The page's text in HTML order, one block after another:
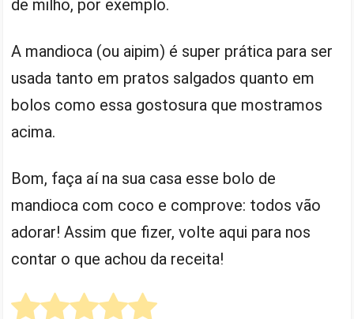
de milho, por exemplo.
A mandioca (ou aipim) é super prática para ser
usada tanto em pratos salgados quanto em
bolos como essa gostosura que mostramos
acima.
Bom, faça aí na sua casa esse bolo de
mandioca com coco e comprove: todos vão
adorar! Assim que fizer, volte aqui para nos
contar o que achou da receita!